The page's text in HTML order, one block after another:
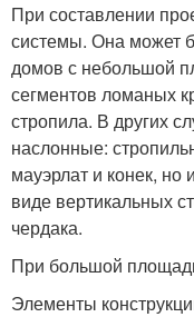
При составлении
системы. Она может
домов с небольшой
сегментов ломаных
стропила. В других
наслонные:
мауэрлат и конек,
виде вертикальных
чердака.
При большой
Элементы